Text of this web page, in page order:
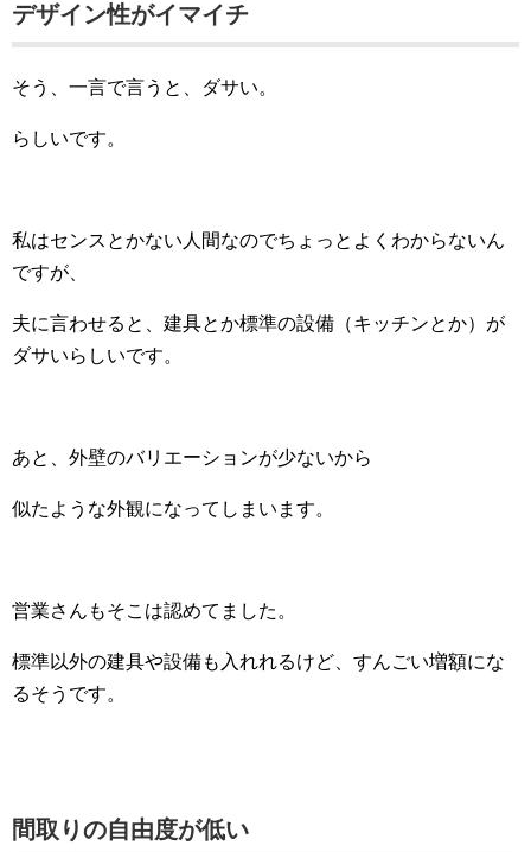
デザイン性がイマイチ
そう、一言で言うと、ダサい。
らしいです。
私はセンスとかない人間なのでちょっとよくわからないん
ですが、
夫に言わせると、建具とか標準の設備（キッチンとか）が
ダサいらしいです。
あと、外壁のバリエーションが少ないから
似たような外観になってしまいます。
営業さんもそこは認めてました。
標準以外の建具や設備も入れれるけど、すんごい増額にな
るそうです。
間取りの自由度が低い